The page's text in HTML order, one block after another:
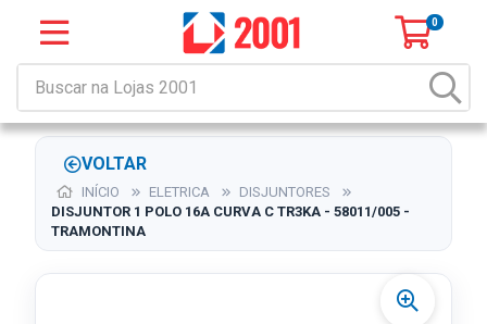
0
VOLTAR
INÍCIO ELETRICA
DISJUNTORES
DISJUNTOR 1 POLO 16A CURVA C TR3KA - 58011/005 -
TRAMONTINA